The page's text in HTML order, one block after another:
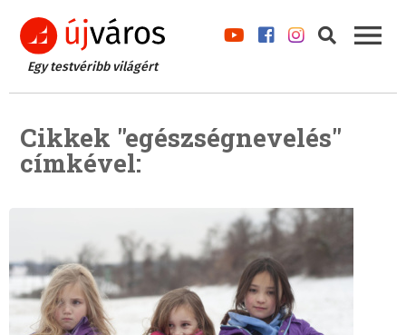
Egy testvéribb világért
Cikkek "egészségnevelés"
címkével: